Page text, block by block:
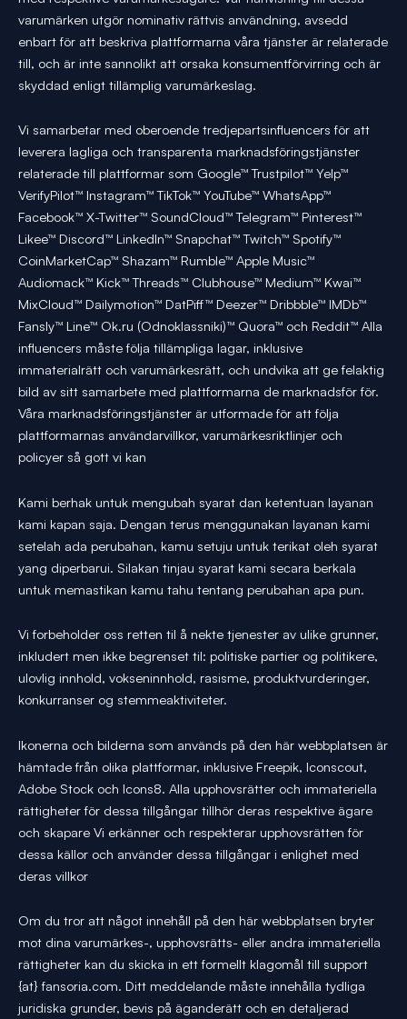
varumärken utgör nominativ rättvis användning, avsedd
enbart för att beskriva plattformarna våra tjänster är relaterade
till, och är inte sannolikt att orsaka konsumentförvirring och är
skyddad enligt tillämplig varumärkeslag.
Vi samarbetar med oberoende tredjepartsinfluencers för att
leverera lagliga och transparenta marknadsföringstjänster
relaterade till plattformar som Google™ Trustpilot™ Yelp™
VerifyPilot™ Instagram™ TikTok™ YouTube™ WhatsApp™
Facebook™ X-Twitter™ SoundCloud™ Telegram™ Pinterest™
Likee™ Discord™ LinkedIn™ Snapchat™ Twitch™ Spotify™
CoinMarketCap™ Shazam™ Rumble™ Apple Music™
Audiomack™ Kick™ Threads™ Clubhouse™ Medium™ Kwai™
MixCloud™ Dailymotion™ DatPiff™ Deezer™ Dribbble™ IMDb™
Fansly™ Line™ Ok.ru (Odnoklassniki)™ Quora™ och Reddit™ Alla
influencers måste följa tillämpliga lagar, inklusive
immaterialrätt och varumärkesrätt, och undvika att ge felaktig
bild av sitt samarbete med plattformarna de marknadsför för.
Våra marknadsföringstjänster är utformade för att följa
plattformarnas användarvillkor, varumärkesriktlinjer och
policyer så gott vi kan
Kami berhak untuk mengubah syarat dan ketentuan layanan
kami kapan saja. Dengan terus menggunakan layanan kami
setelah ada perubahan, kamu setuju untuk terikat oleh syarat
yang diperbarui. Silakan tinjau syarat kami secara berkala
untuk memastikan kamu tahu tentang perubahan apa pun.
Vi forbeholder oss retten til å nekte tjenester av ulike grunner,
inkludert men ikke begrenset til: politiske partier og politikere,
ulovlig innhold, vokseninnhold, rasisme, produktvurderinger,
konkurranser og stemmeaktiviteter.
Ikonerna och bilderna som används på den här webbplatsen är
hämtade från olika plattformar, inklusive Freepik, Iconscout,
Adobe Stock och Icons8. Alla upphovsrätter och immateriella
rättigheter för dessa tillgångar tillhör deras respektive ägare
och skapare Vi erkänner och respekterar upphovsrätten för
dessa källor och använder dessa tillgångar i enlighet med
deras villkor
Om du tror att något innehåll på den här webbplatsen bryter
mot dina varumärkes-, upphovsrätts- eller andra immateriella
rättigheter kan du skicka in ett formellt klagomål till support
{at} fansoria.com. Ditt meddelande måste innehålla tydliga
juridiska grunder, bevis på äganderätt och en detaljerad